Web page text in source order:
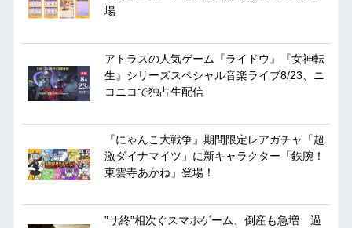
場
アトラスの人気ゲーム『ライドウ』『女神転
生』シリーズスペシャル音楽ライブ8/23、ニ
コニコで独占生配信
『にゃんこ大戦争』期間限定レアガチャ「超
激ダイナマイツ」に新キャラクター「鉄腕！
東雲寺あかね」登場！
”サ終”相次ぐスマホゲーム、倒産も急増 過